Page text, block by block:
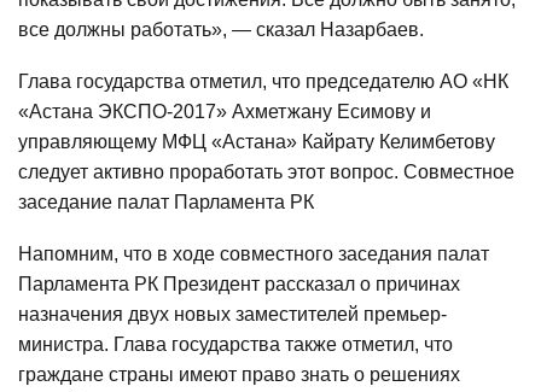
все должны работать», — сказал Назарбаев.
Глава государства отметил, что председателю АО «НК
«Астана ЭКСПО-2017» Ахметжану Есимову и
управляющему МФЦ «Астана» Кайрату Келимбетову
следует активно проработать этот вопрос. Совместное
заседание палат Парламента РК
Напомним, что в ходе совместного заседания палат
Парламента РК Президент рассказал о причинах
назначения двух новых заместителей премьер-
министра. Глава государства также отметил, что
граждане страны имеют право знать о решениях